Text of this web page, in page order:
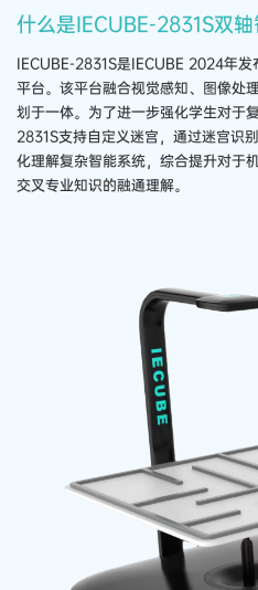
什么是IECUBE-2831S双
IECUBE-2831S是IECUBE 2024年
平台。该平台融合视觉感知、图像处
划于一体。为了进一步强化学生对于
2831S支持自定义迷宫，通过迷宫识
化理解复杂智能系统，综合提升对于
交叉专业知识的融通理解。